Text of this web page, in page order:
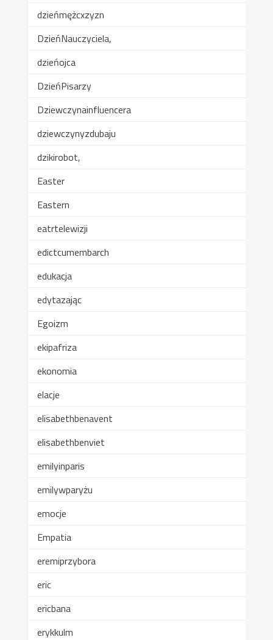
dzieńmężcxzyzn
DzieńNauczyciela,
dzieńojca
DzieńPisarzy
Dziewczynainfluencera
dziewczynyzdubaju
dzikirobot,
Easter
Eastern
eatrtelewizji
edictcumembarch
edukacja
edytazając
Egoizm
ekipafriza
ekonomia
elacje
elisabethbenavent
elisabethbenviet
emilyinparis
emilywparyżu
emocje
Empatia
eremiprzybora
eric
ericbana
erykkulm